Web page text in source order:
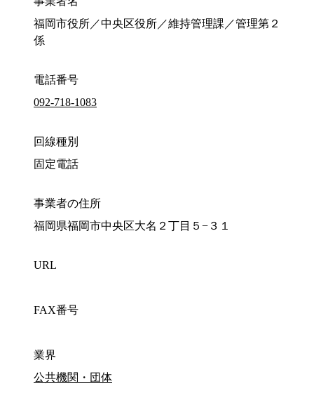
福岡市役所／中央区役所／維持管理課／管理第２
係
電話番号
092-718-1083
回線種別
固定電話
事業者の住所
福岡県福岡市中央区大名２丁目５−３１
URL
FAX番号
業界
公共機関・団体